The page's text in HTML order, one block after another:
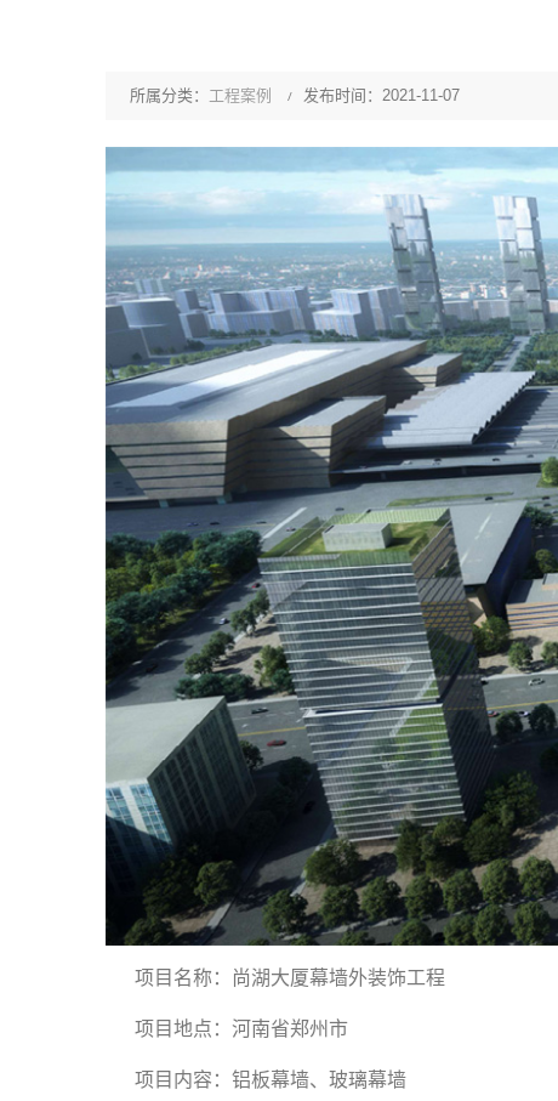
所属分类： 工程案例 发布时间：2021-11-07
项目名称：尚湖大厦幕墙外装饰工程
项目地点：河南省郑州市
项目内容：铝板幕墙、玻璃幕墙